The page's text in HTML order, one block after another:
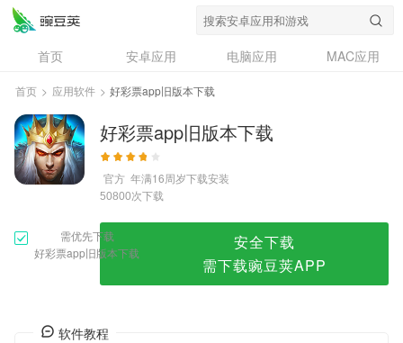
好彩票app旧版本下载
首页 安卓应用 电脑应用
MAC应用
资讯
专题
问答
首页 > 应用软件 > 好彩票app旧版本下载
好彩票app旧版本下载
官方 年满16周岁下载安装
50800次下载
需优先下载
好彩票app旧版本下载
安全下载
需下载豌豆荚APP
软件教程